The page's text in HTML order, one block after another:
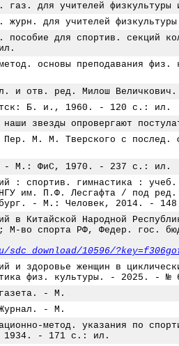
газ. для учителей
журн. для учителей
пособие для спортив.
основы преподавания
и отв. ред. Милош
Б. и., 1960. - 120 с.: ил.
звезды опровергают
/ Пер. М. М. Тверского с
- М.: ФиС, 1970. - 237 с.: ил.
: спортив. гимнастика : учеб.
им. П.Ф. Лесгафта / под
- М.: Человек, 2014. -
в Китайской Народной
М-во спорта РФ, Федер. гос.
10596/
и здоровье женщин в
физ. культуры. - 2025. -
- М.
- М.
метод. указания по
1934. - 171 с.: ил.